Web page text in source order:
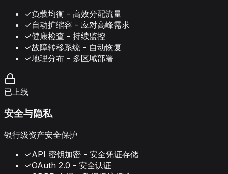
✓负载均衡 - 高效分配流量
✓自动扩缩容 - 应对高峰需求
✓健康检查 - 持续监控
✓故障转移系统 - 自动恢复
✓地理分布 - 多区域部署
已上线
安全与隐私
银行级资产安全保护
✓API 密钥加密 - 安全凭证存储
✓OAuth 2.0 - 安全认证